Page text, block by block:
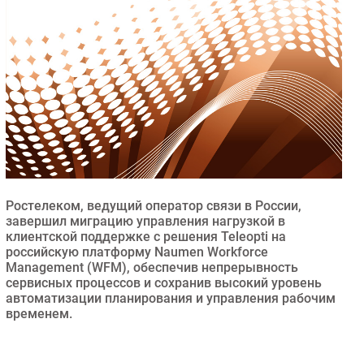
Кадры
Регулирование
Финансы
Web
Безопасность
Инновации
CIO/Управление ИТ
Здоровье
РАЗДЕЛЫ
Новости
Аналитика
Ростелеком, ведущий оператор связи в России,
завершил миграцию управления нагрузкой в
клиентской поддержке с решения Teleopti на
российскую платформу Naumen Workforce
Management (WFM), обеспечив непрерывность
сервисных процессов и сохранив высокий уровень
автоматизации планирования и управления рабочим
временем.